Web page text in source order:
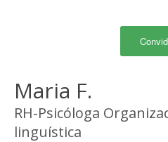
Maria F.
RH-Psicóloga
linguística